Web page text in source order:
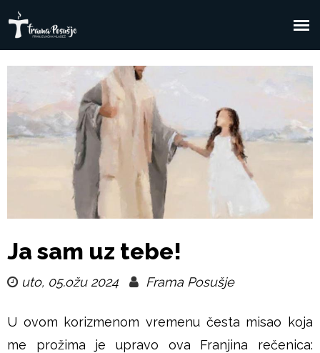
sadržaj
F
r
a
o
u
Ja sam uz tebe!
uto, 05.ožu 2024 Frama Posušje
U ovom korizmenom vremenu česta misao koja
me prožima je upravo ova Franjina rečenica: